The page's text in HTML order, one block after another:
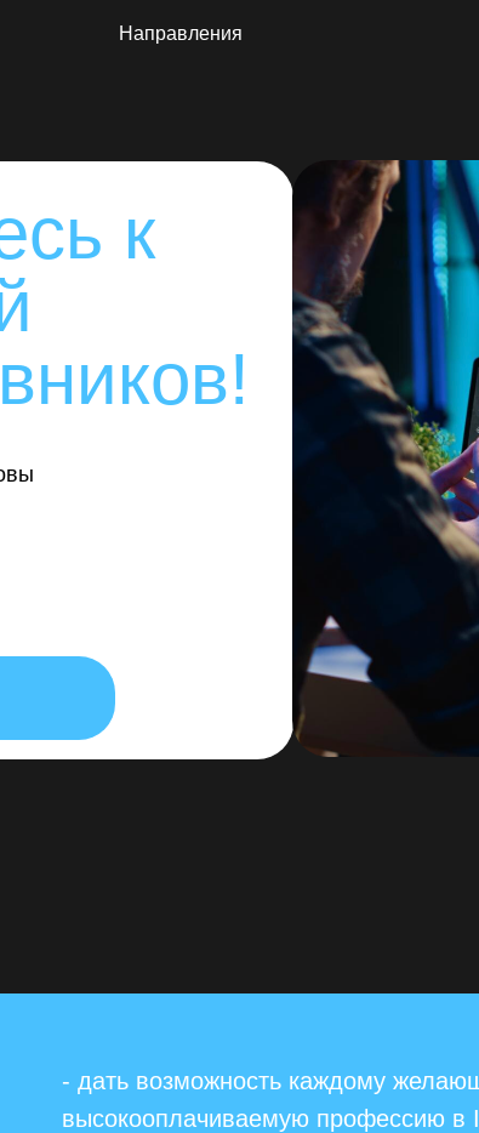
Направления
к
- дать возможность каждому
высокооплачиваемую профессию в